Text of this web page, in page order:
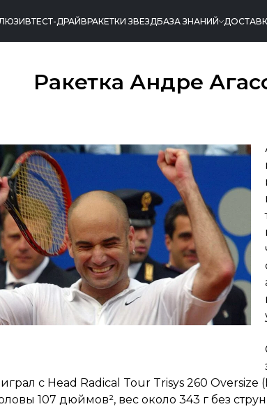
ТЕСТ-ДРАЙВРАКЕТКИ ЗВЕЗДБАЗА ЗНАНИЙ
Ракетка Андре
с Head Radical Tour Trisys 260 Oversize
107 дюймов², вес около 343 г без